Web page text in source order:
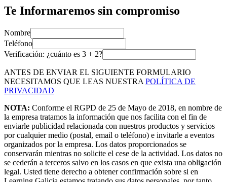
Te Informaremos sin compromiso
Nombre
Teléfono
Verificación: ¿cuánto es 3 + 2?
ANTES DE ENVIAR EL SIGUIENTE FORMULARIO
NECESITAMOS QUE LEAS NUESTRA POLÍTICA DE
PRIVACIDAD
NOTA: Conforme el RGPD de 25 de Mayo de 2018, en nombre de
la empresa tratamos la información que nos facilita con el fin de
enviarle publicidad relacionada con nuestros productos y servicios
por cualquier medio (postal, email o teléfono) e invitarle a eventos
organizados por la empresa. Los datos proporcionados se
conservarán mientras no solicite el cese de la actividad. Los datos no
se cederán a terceros salvo en los casos en que exista una obligación
legal. Usted tiene derecho a obtener confirmación sobre si en